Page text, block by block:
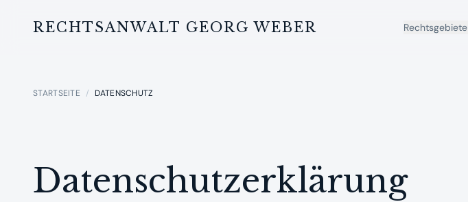
RECHTSANWALT GEORG WEBER Rechtsgebiete
STARTSEITE / DATENSCHUTZ
Datenschutzerklärung